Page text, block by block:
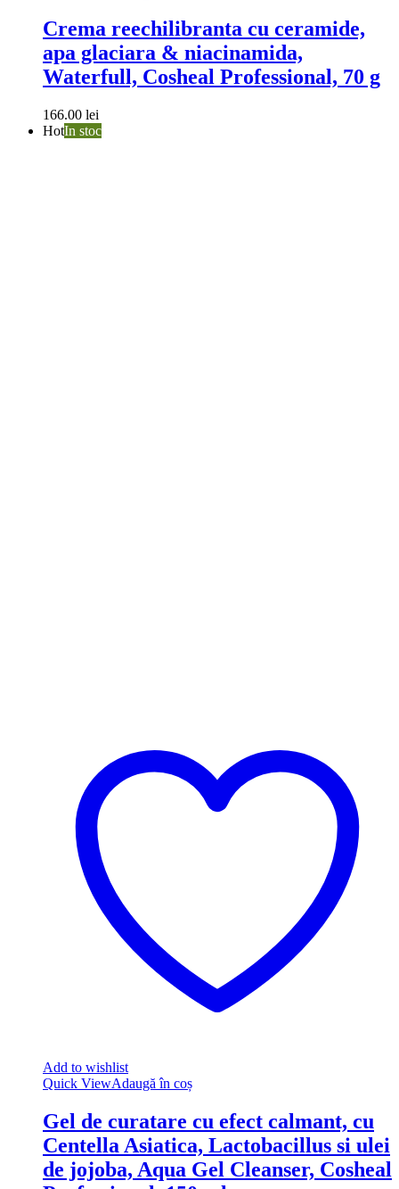
Crema reechilibranta cu ceramide,
apa glaciara & niacinamida,
Waterfull, Cosheal Professional, 70 g
166.00 lei
HotIn stoc
Add to wishlist
Quick ViewAdaugă în coș
Gel de curatare cu efect calmant, cu
Centella Asiatica, Lactobacillus si ulei
de jojoba, Aqua Gel Cleanser, Cosheal